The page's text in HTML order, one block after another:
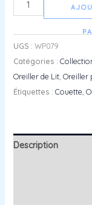
UGS : WP079
Catégories :
Oreiller de Lit, Oreiller
Étiquettes : Couette
Description